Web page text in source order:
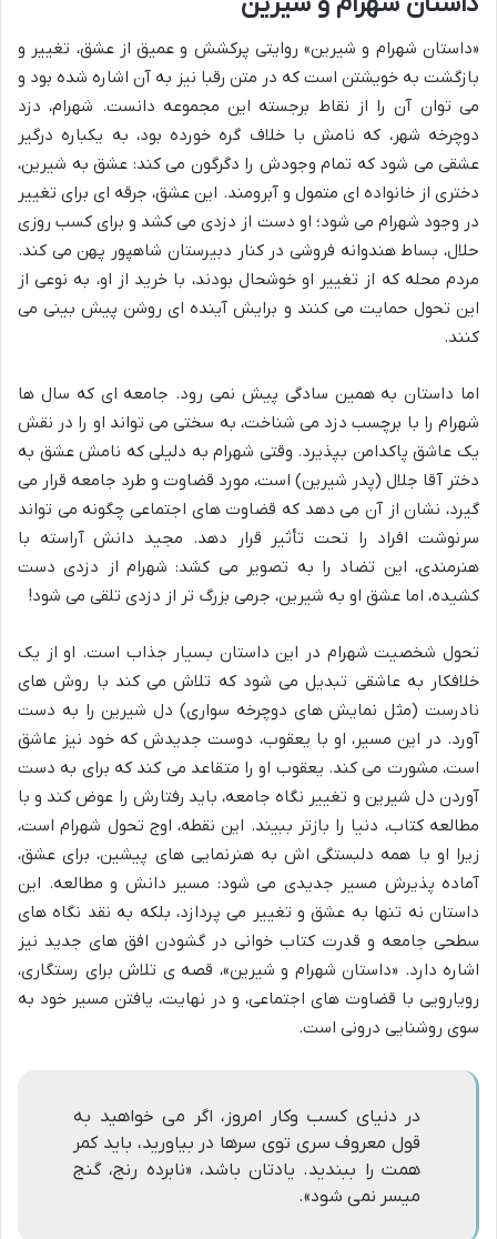
«داستان شهرام و شیرین» روایتی پرکشش و عمیق از عشق، تغییر و
بازگشت به خویشتن است که در متن رقبا نیز به آن اشاره شده بود و
می توان آن را از نقاط برجسته این مجموعه دانست. شهرام، دزد
دوچرخه شهر، که نامش با خلاف گره خورده بود، به یکباره درگیر
عشقی می شود که تمام وجودش را دگرگون می کند: عشق به شیرین،
دختری از خانواده ای متمول و آبرومند. این عشق، جرقه ای برای تغییر
در وجود شهرام می شود؛ او دست از دزدی می کشد و برای کسب روزی
حلال، بساط هندوانه فروشی در کنار دبیرستان شاهپور پهن می کند.
مردم محله که از تغییر او خوشحال بودند، با خرید از او، به نوعی از
این تحول حمایت می کنند و برایش آینده ای روشن پیش بینی می
کنند.
اما داستان به همین سادگی پیش نمی رود. جامعه ای که سال ها
شهرام را با برچسب دزد می شناخت، به سختی می تواند او را در نقش
یک عاشق پاکدامن بپذیرد. وقتی شهرام به دلیلی که نامش عشق به
دختر آقا جلال (پدر شیرین) است، مورد قضاوت و طرد جامعه قرار می
گیرد، نشان از آن می دهد که قضاوت های اجتماعی چگونه می تواند
سرنوشت افراد را تحت تأثیر قرار دهد. مجید دانش آراسته با
هنرمندی، این تضاد را به تصویر می کشد: شهرام از دزدی دست
کشیده، اما عشق او به شیرین، جرمی بزرگ تر از دزدی تلقی می شود!
تحول شخصیت شهرام در این داستان بسیار جذاب است. او از یک
خلافکار به عاشقی تبدیل می شود که تلاش می کند با روش های
نادرست (مثل نمایش های دوچرخه سواری) دل شیرین را به دست
آورد. در این مسیر، او با یعقوب، دوست جدیدش که خود نیز عاشق
است، مشورت می کند. یعقوب او را متقاعد می کند که برای به دست
آوردن دل شیرین و تغییر نگاه جامعه، باید رفتارش را عوض کند و با
مطالعه کتاب، دنیا را بازتر ببیند. این نقطه، اوج تحول شهرام است،
زیرا او با همه دلبستگی اش به هنرنمایی های پیشین، برای عشق،
آماده پذیرش مسیر جدیدی می شود: مسیر دانش و مطالعه. این
داستان نه تنها به عشق و تغییر می پردازد، بلکه به نقد نگاه های
سطحی جامعه و قدرت کتاب خوانی در گشودن افق های جدید نیز
اشاره دارد. «داستان شهرام و شیرین»، قصه ی تلاش برای رستگاری،
رویارویی با قضاوت های اجتماعی، و در نهایت، یافتن مسیر خود به
سوی روشنایی درونی است.
در دنیای کسب وکار امروز، اگر می خواهید به
قول معروف سری توی سرها در بیاورید، باید کمر
همت را ببندید. یادتان باشد، «نابرده رنج، گنج
میسر نمی شود».